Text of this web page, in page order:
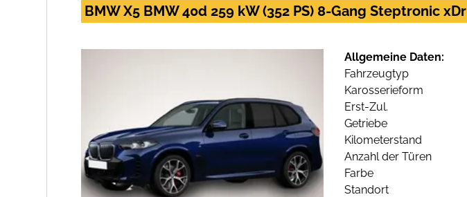
BMW X5 BMW 40d 259 kW (352 PS) 8-Gang Steptronic xDr
Allgemeine Daten:
Fahrzeugtyp
Karosserieform
Erst-Zul.
Getriebe
Kilometerstand
Anzahl der Türen
Farbe
Standort